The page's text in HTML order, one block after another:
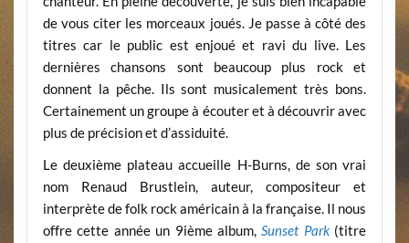
de vous citer les morceaux joués. Je passe à côté des
titres car le public est enjoué et ravi du live. Les
dernières chansons sont beaucoup plus rock et
donnent la pêche. Ils sont musicalement très bons.
Certainement un groupe à écouter et à découvrir avec
plus de précision et d’assiduité.
Le deuxième plateau accueille H-Burns, de son vrai
nom Renaud Brustlein, auteur, compositeur et
interprète de folk rock américain à la française. Il nous
offre cette année un 9ième album,Sunset Park(titre